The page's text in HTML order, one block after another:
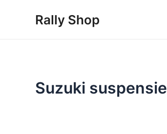
Rally Shop
Suzuki suspensie